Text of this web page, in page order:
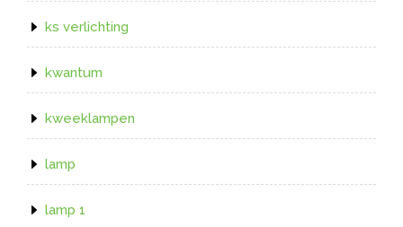
ks verlichting
kwantum
kweeklampen
lamp
lamp 1